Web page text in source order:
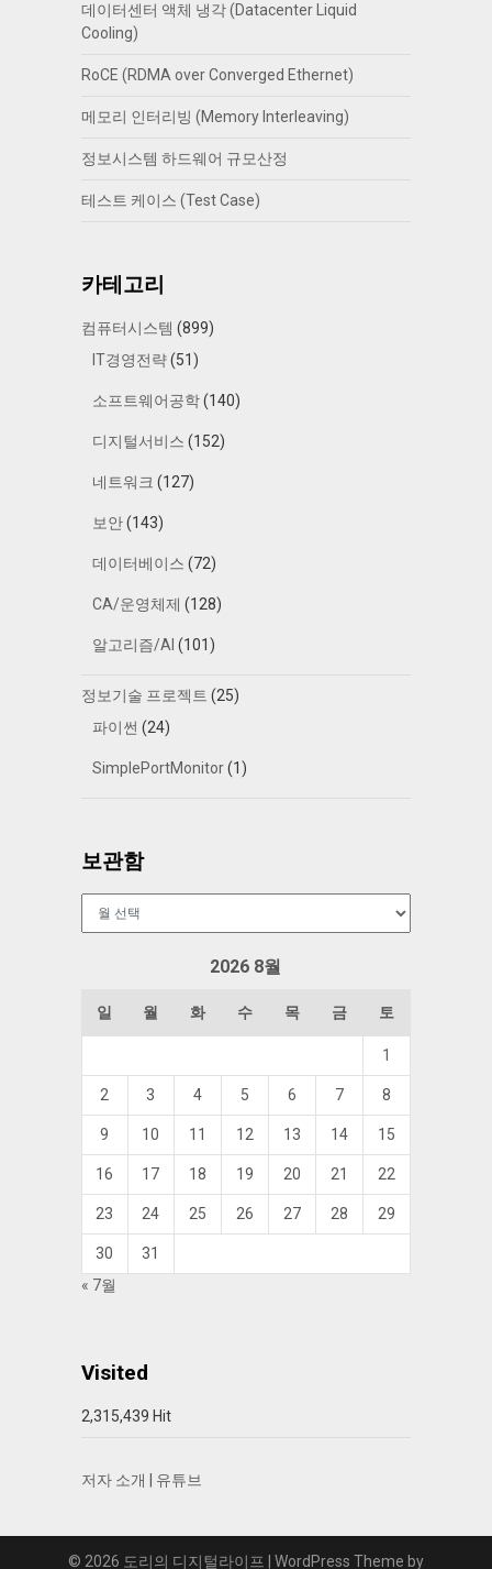
데이터센터 액체 냉각 (Datacenter Liquid
Cooling)
RoCE (RDMA over Converged Ethernet)
메모리 인터리빙 (Memory Interleaving)
정보시스템 하드웨어 규모산정
테스트 케이스 (Test Case)
카테고리
컴퓨터시스템 (899)
IT경영전략(51)
소프트웨어공학(140)
디지털서비스 (152)
네트워크 (127)
보안(143)
데이터베이스 (72)
CA/운영체제 (128)
알고리즘/AI (101)
정보기술 프로젝트 (25)
파이썬 (24)
SimplePortMonitor(1)
보관함
2026 8월
일 월 화 수 목 금 토
1
2 3 4 5 6 7 8
9 10 11 12 13 14 15
16 17 18 19 20 21 22
23 24 25 26 27 28 29
30
31
« 7월
Visited
2,315,439 Hit
저자 소개 유튜브
© 2026 도리의 디지털라이프 | WordPress Theme by